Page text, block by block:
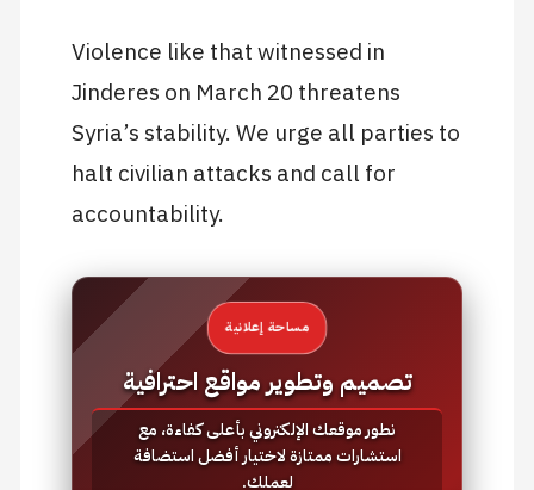
Violence like that witnessed in
Jinderes on March 20 threatens
Syria’s stability. We urge all parties to
halt civilian attacks and call for
accountability.
مساحة إعلانية
تصميم وتطوير مواقع احترافية
نطور موقعك الإلكتروني بأعلى كفاءة، مع
استشارات ممتازة لاختيار أفضل استضافة
لعملك.